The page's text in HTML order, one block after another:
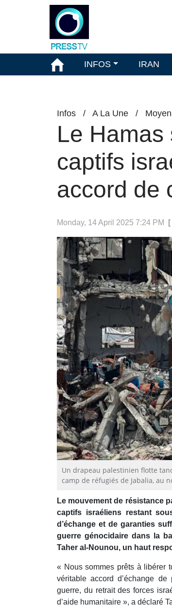
INFOS IRAN
Infos / A La Une /
Le
captifs
accord de
Monday, 14 April 2025 7:24 PM
Un drapeau palestinien flotte
camp de réfugiés de Jabalia, au
Le mouvement de résistance
captifs israéliens restant
d’échange et de garanties
guerre génocidaire dans la
Taher al-Nounou, un haut
« Nous sommes prêts à libérer
véritable accord d’échange
guerre, du retrait des forces
d’aide humanitaire », a déclaré